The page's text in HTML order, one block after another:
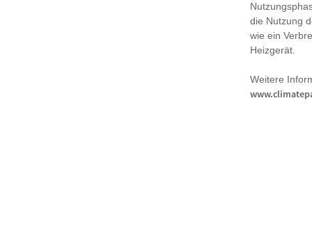
die Nutzung
wie ein
Heizgerät.
Weitere